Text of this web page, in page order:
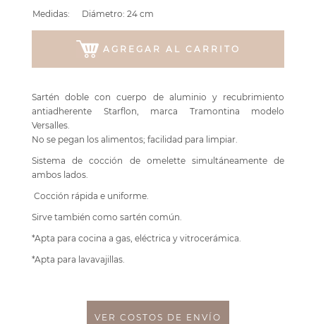
Medidas: Diámetro: 24 cm
AGREGAR AL CARRITO
Sartén doble con cuerpo de aluminio y recubrimiento
antiadherente Starflon, marca Tramontina modelo
Versalles.
No se pegan los alimentos; facilidad para limpiar.
Sistema de cocción de omelette simultáneamente de
ambos lados.
Cocción rápida e uniforme.
Sirve también como sartén común.
*Apta para cocina a gas, eléctrica y vitrocerámica.
*Apta para lavavajillas.
VER COSTOS DE ENVÍO